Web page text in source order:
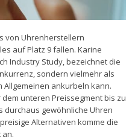
von Uhrenherstellern
auf Platz 9 fallen. Karine
Industry Study, bezeichnet die
sondern vielmehr als
Allgemeinen ankurbeln kann.
unteren Preissegment bis zu
durchaus gewöhnliche Uhren
Alternativen komme die